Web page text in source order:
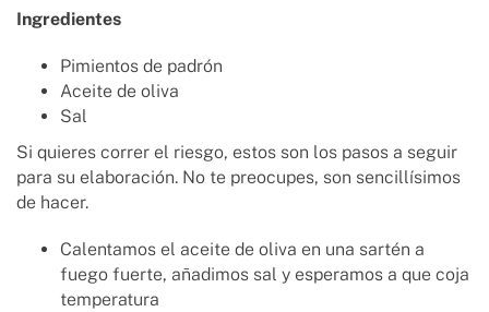
Ingredientes
Pimientos de padrón
Aceite de oliva
Sal
Si quieres correr el riesgo, estos son los pasos a seguir
para su elaboración. No te preocupes, son sencillísimos
de hacer.
Calentamos el aceite de oliva en una sartén a
fuego fuerte, añadimos sal y esperamos a que coja
temperatura